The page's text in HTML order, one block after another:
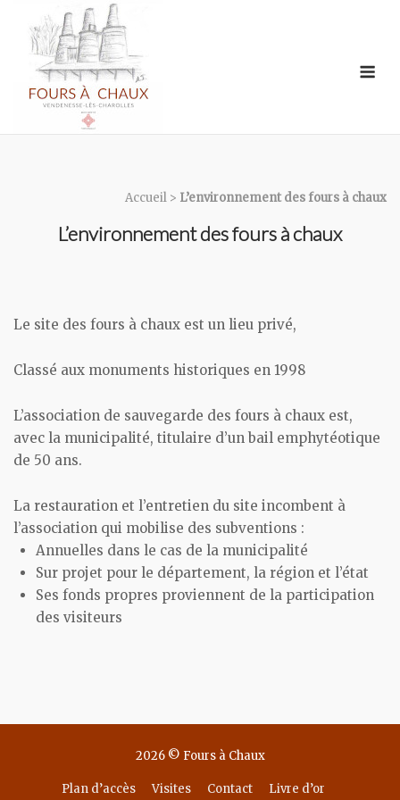
content
Accueil > L’environnement des fours à chaux
L’environnement des fours à chaux
Le site des fours à chaux est un lieu privé,
Classé aux monuments historiques en 1998
L’association de sauvegarde des fours à chaux est,
avec la municipalité, titulaire d’un bail emphytéotique
de 50 ans.
La restauration et l’entretien du site incombent à
l’association qui mobilise des subventions :
Annuelles dans le cas de la municipalité
Sur projet pour le département, la région et l’état
Ses fonds propres proviennent de la participation
des visiteurs
2026 © Fours à Chaux
Plan d’accès Visites Contact Livre d’or